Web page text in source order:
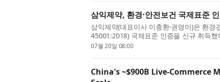
삼익제약, 환경·안전보건 국제표준
삼익제약(대표이사 이충환·권영이)은 환
45001:2018) 국제표준 인증을 신규 취득
(KCCA)의 심사를 거쳐 서울 본사와 인천공
07월 20일 08:00
China's ~$900B Live-Commerce